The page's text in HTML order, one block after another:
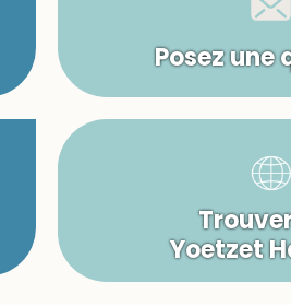
Posez une
Yoetzet